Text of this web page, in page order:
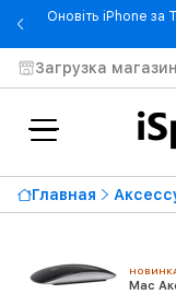
Оновіть iPhone за
Загрузка
Главная
Mac